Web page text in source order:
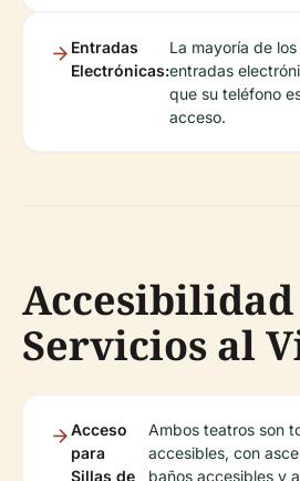
Entradas
Electrónicas:
La mayoría de
entradas
que su teléfono
acceso.
Servicios al
Acceso
para
Sillas de
Ambos teatros son
accesibles, con
baños accesibles y